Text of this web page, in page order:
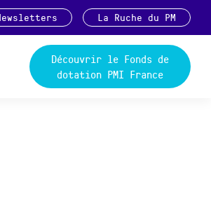
La Ruche du PM
Découvrir le Fonds de
dotation PMI France